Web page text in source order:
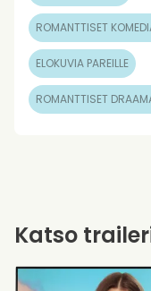
ROMANTTISET
ELOKUVIA PAREILLE
ROMANTTISET
Katso